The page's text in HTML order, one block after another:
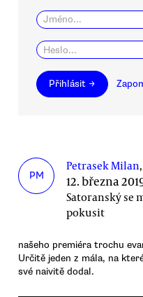
Přihlásit →
PM
Petrasek Milan
12. března
Satoranský se
pokusit
našeho premiéra trochu
Určitě jeden z mála, na
své naivitě dodal.